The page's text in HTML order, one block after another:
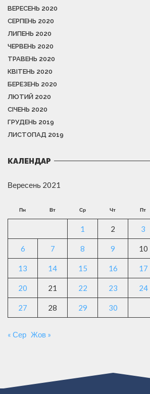
ВЕРЕСЕНЬ 2020
СЕРПЕНЬ 2020
ЛИПЕНЬ 2020
ЧЕРВЕНЬ 2020
ТРАВЕНЬ 2020
КВІТЕНЬ 2020
БЕРЕЗЕНЬ 2020
ЛЮТИЙ 2020
СІЧЕНЬ 2020
ГРУДЕНЬ 2019
ЛИСТОПАД 2019
КАЛЕНДАР
Вересень 2021
Пн Вт Ср Чт Пт
1 2 3
6 7 8 9 10
13 14 15 16 17
20 21 22 23 24
27 28 29 30
« Сер Жов »